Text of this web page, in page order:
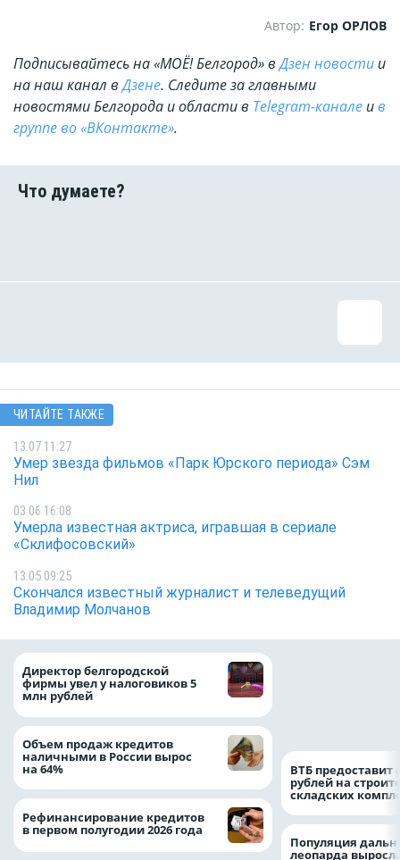
Автор: Егор ОРЛОВ
Подписывайтесь на «МОЁ! Белгород» вДзен новости и
на наш канал вДзене. Cледите за главными
новостями Белгорода и области в Telegram-канале ив
группе во «ВКонтакте».
ЧИТАЙТЕ ТАКЖЕ
13.07 11:27
Умер звезда фильмов «Парк Юрского периода» Сэм
Нил
03.06 16:08
Умерла известная актриса, игравшая в сериале
«Склифосовский»
13.05 09:25
Скончался известный журналист и телеведущий
Владимир Молчанов
Директор белгородской
фирмы увел у налоговиков 5
млн рублей
Объем продаж кредитов
наличными в России вырос
на 64%
Рефинансирование кредитов
в первом полугодии 2026 года
ВТБ предоставит
рублей на
складских
Популяция
леопарда